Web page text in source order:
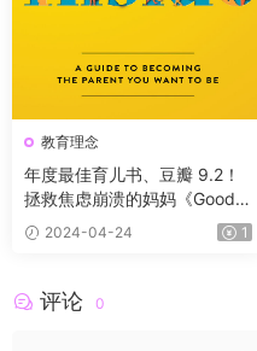
教育理念
年度最佳育儿书、豆瓣 9.2！
拯救焦虑崩溃的妈妈《Good I
nside 看见孩子》PDF+电子书
2024-04-24 1
评论 0